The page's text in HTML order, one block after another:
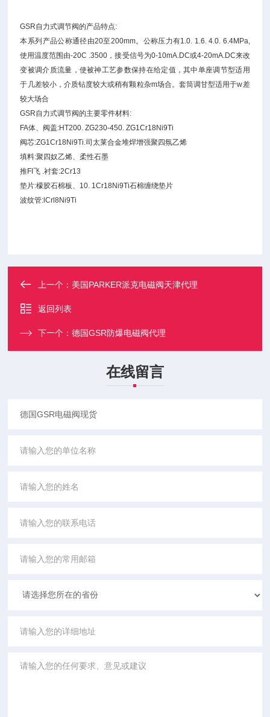
GSR自力式调节阀的产品特点:
本系列产品公称通径由20至200mm。公称压力有1.0. 1.6. 4.0. 6.4MPa,
使用温度范围由-20C .3500，接受信号为0-10mA.DC或4-20mA.DC来改
变被调介质流量，使被神工艺参数保持在给定值，其中单座调节型适用
于几差较小，介质钻度较大或稍有颗粒杂m场合。套筒调甘型适用于w差
较大场合
GSR自力式调节阀的主要零件材料:
FA体、阀盖:HT200. ZG230-450. ZG1Cr18Ni9Ti
阀芯:ZG1Cr18Ni9Ti.司太莱合金堆焊增强聚四氛乙烯
填料:聚四奴乙烯、柔性石墨
推FI飞 .衬套:2Cr13
垫片:檬胶石棉板、10. 1Cr18Ni9Ti石棉缠绕垫片
波纹管:lCrl8Ni9Ti
上一个： 美国PARKER派克电磁阀天津代理
返回列表
下一个：德国GSR防爆电磁阀代理
在线留言